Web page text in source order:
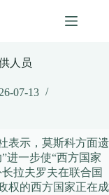
人员
07-13
表示，莫斯科方面遗
进一步使“西方国家
拉夫罗夫在联合国
权的西方国家正在成